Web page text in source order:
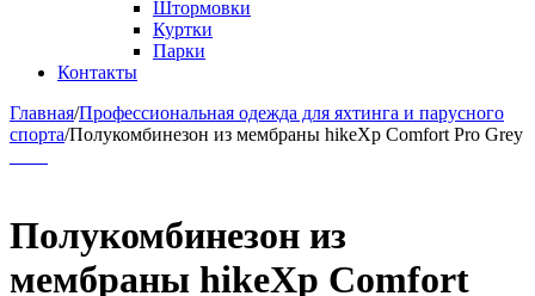
Штормовки
Куртки
Парки
Контакты
Главная/Профессиональная одежда для яхтинга и парусного
спорта/Полукомбинезон из мембраны hikeXp Comfort Pro Grey
Полукомбинезон из
мембраны hikeXp Comfort